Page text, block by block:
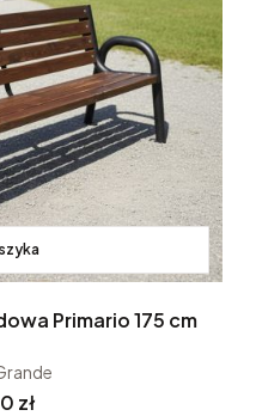
Primario 175 cm
zł